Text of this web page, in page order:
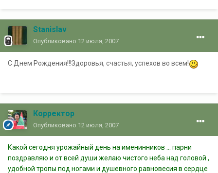
Stanislav
Опубликовано 12 июля, 2007
С Днем Рождения!!!Здоровья, счастья, успехов во всем!
Корректор
Опубликовано 12 июля, 2007
Какой сегодня урожайный день на именинников ... парни
поздравляю и от всей души желаю чистого неба над головой ,
удобной тропы под ногами и душевного равновесия в сердце